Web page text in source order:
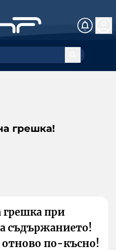
грешка!
при
съдържанието!
по-късно!